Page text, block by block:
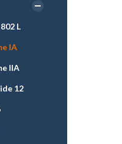
L
IA
IIA
12